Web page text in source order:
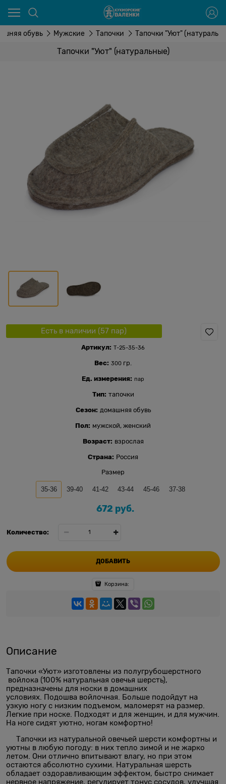
обувь Мужские Тапочки Тапочки "Уют"
Тапочки "Уют" (натуральные)
Есть в наличии (57 пар)
Артикул: Т-25-35-36
Вес: 300 гр.
Ед. измерения: пар
Тип: тапочки
Сезон: домашняя обувь
Пол: мужской, женский
Возраст: взрослая
Страна: Россия
Размер
35-36 39-40 41-42 43-44 45-46 37-38
672 руб.
Количество:
ДОБАВИТЬ
Корзина:
Описание
Тапочки «Уют» изготовлены из полугрубошерстного
войлока (100% натуральная овечья шерсть),
предназначены для носки в домашних
условиях. Подошва войлочная. Больше подойдут на
узкую ногу с низким подъемом, маломерят на размер.
Легкие при носке. Подходят и для женщин, и для мужчин.
На ноге сидят уютно, ногам комфортно!
Тапочки из натуральной овечьей шерсти комфортны и
уютны в любую погоду: в них тепло зимой и не жарко
летом. Они отлично впитывают влагу, но при этом
остаются абсолютно сухими. Натуральная шерсть
обладает оздоравливающим эффектом, быстро снимает
нервное напряжение, регулирует тонус сосудов, улучшая